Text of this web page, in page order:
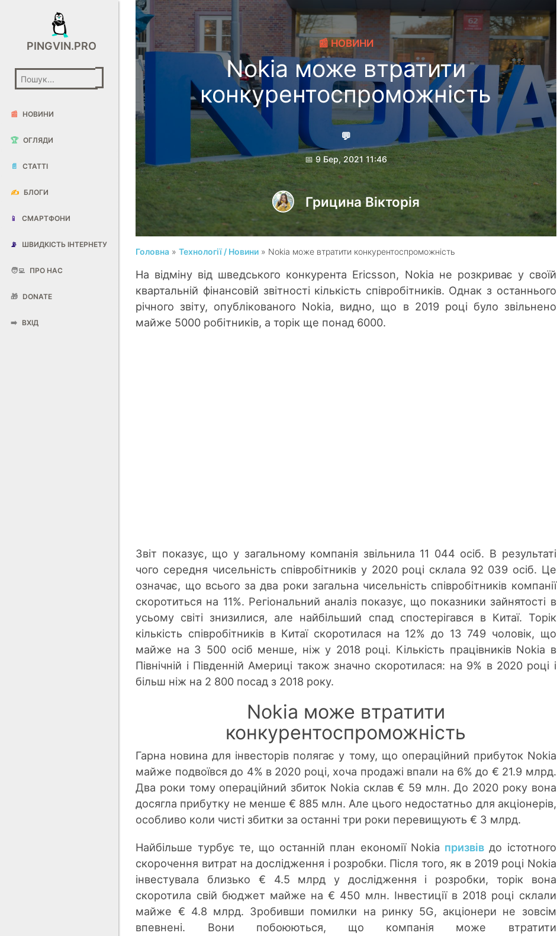
PINGVIN.PRO
📰 НОВИНИ
🏆 ОГЛЯДИ
📄 СТАТТІ
✍️ БЛОГИ
📱 СМАРТФОНИ
📡 ШВИДКІСТЬ ІНТЕРНЕТУ
🧑‍💻 ПРО НАС
🎁 DONATE
➡️ ВХІД
📰 НОВИНИ
Nokia може втратити
конкурентоспроможність
💬
📅 9 Бер, 2021 11:46
Грицина Вікторія
Головна »Технології / Новини » Nokia може втратити конкурентоспроможність
На відміну від шведського конкурента Ericsson, Nokia не розкриває у своїй
квартальній фінансовій звітності кількість співробітників. Однак з останнього
річного звіту, опублікованого Nokia, видно, що в 2019 році було звільнено
майже 5000 робітників, а торік ще понад 6000.
Звіт показує, що у загальному компанія звільнила 11 044 осіб. В результаті
чого середня чисельність співробітників у 2020 році склала 92 039 осіб. Це
означає, що всього за два роки загальна чисельність співробітників компанії
скоротиться на 11%. Регіональний аналіз показує, що показники зайнятості в
усьому світі знизилися, але найбільший спад спостерігався в Китаї. Торік
кількість співробітників в Китаї скоротилася на 12% до 13 749 чоловік, що
майже на 3 500 осіб менше, ніж у 2018 році. Кількість працівників Nokia в
Північній і Південній Америці також значно скоротилася: на 9% в 2020 році і
більш ніж на 2 800 посад з 2018 року.
Nokia може втратити
конкурентоспроможність
Гарна новина для інвесторів полягає у тому, що операційний прибуток Nokia
майже подвоївся до 4% в 2020 році, хоча продажі впали на 6% до € 21.9 млрд.
Два роки тому операційний збиток Nokia склав € 59 млн. До 2020 року вона
досягла прибутку не менше € 885 млн. Але цього недостатньо для акціонерів,
особливо коли чисті збитки за останні три роки перевищують € 3 млрд.
Найбільше турбує те, що останній план економії Nokia призвів до істотного
скорочення витрат на дослідження і розробки. Після того, як в 2019 році Nоkia
інвестувала близько € 4.5 млрд у дослідження і розробки, торік вона
скоротила свій бюджет майже на € 450 млн. Інвестиції в 2018 році склали
майже € 4.8 млрд. Зробивши помилки на ринку 5G, акціонери не зовсім
впевнені. Вони побоюються, що компанія може втратити